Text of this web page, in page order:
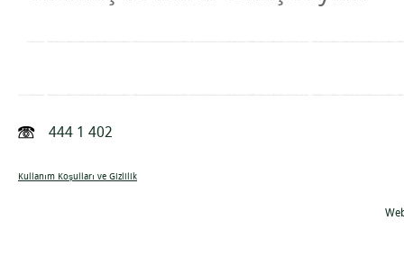
444 1 402
Kullanım Koşulları ve Gizlilik